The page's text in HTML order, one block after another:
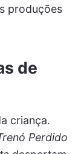
produções
de
criança.
Perdido